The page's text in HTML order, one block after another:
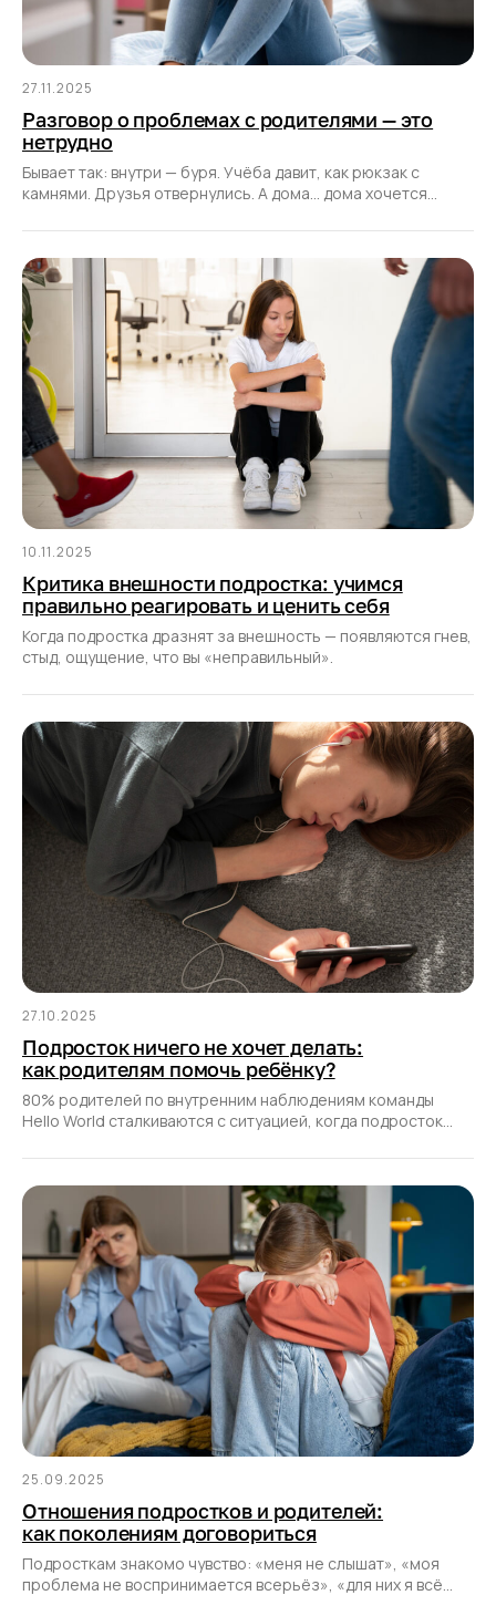
27.11.2025
Разговор о проблемах с родителями — это
нетрудно
Бывает так: внутри — буря. Учёба давит, как рюкзак с
камнями. Друзья отвернулись. А дома… дома хочется
10.11.2025
Критика внешности подростка: учимся
правильно реагировать и ценить себя
Когда подростка дразнят за внешность — появляются гнев,
стыд, ощущение, что вы «неправильный».
27.10.2025
Подросток ничего не хочет делать:
как родителям помочь ребёнку?
80% родителей по внутренним наблюдениям команды
Hello World сталкиваются с ситуацией, когда подросток
25.09.2025
Отношения подростков и родителей:
как поколениям договориться
Подросткам знакомо чувство: «меня не слышат», «моя
проблема не воспринимается всерьёз», «для них я всё